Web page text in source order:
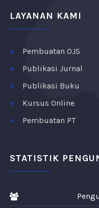
LAYANAN KAMI
Pembuatan OJS
Publikasi Jurnal
Publikasi Buku
Kursus Online
Pembuatan PT
STATISTIK